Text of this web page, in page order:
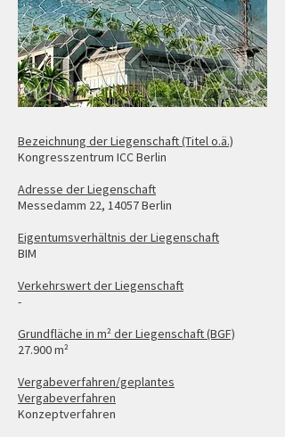
Bezeichnung der Liegenschaft (Titel o.ä.)
Kongresszentrum ICC Berlin
Adresse der Liegenschaft
Messedamm 22, 14057 Berlin
Eigentumsverhältnis der Liegenschaft
BIM
Verkehrswert der Liegenschaft
-
Grundfläche in m² der Liegenschaft (BGF)
27.900 m²
Vergabeverfahren/geplantes
Vergabeverfahren
Konzeptverfahren